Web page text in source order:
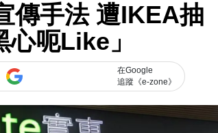
傳手法 遭IKEA抽
呃Like」
在Google
追蹤《e-zone》